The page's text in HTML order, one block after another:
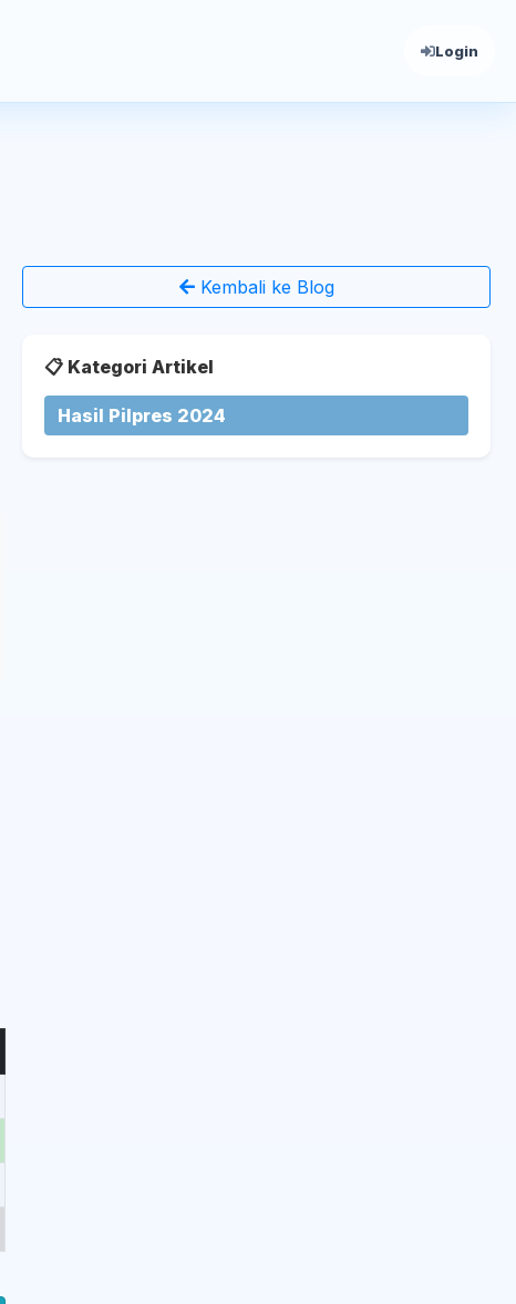
Login
Kembali ke Blog
📋 Kategori Artikel
Hasil Pilpres 2024